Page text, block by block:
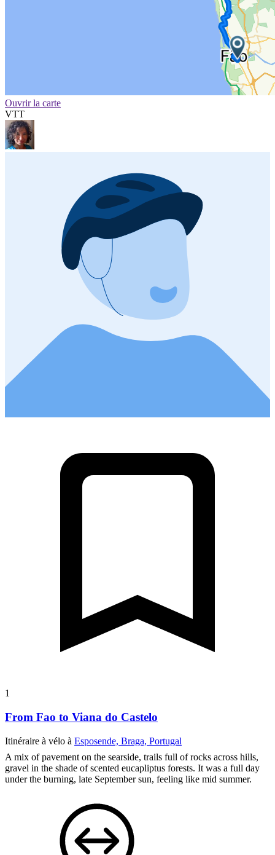
Ouvrir la carte
VTT
1
From Fao to Viana do Castelo
Itinéraire à vélo à Esposende, Braga, Portugal
A mix of pavement on the searside, trails full of rocks across hills,
gravel in the shade of scented eucapliptus forests. It was a full day
under the burning, late September sun, feeling like mid summer.